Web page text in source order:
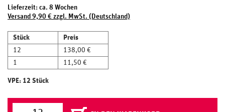
Lieferzeit: ca. 8 Wochen
Versand 9,90 € zzgl. MwSt. (Deutschland)
Stück
Preis
12
138,00 €
1
11,50 €
VPE: 12 Stück